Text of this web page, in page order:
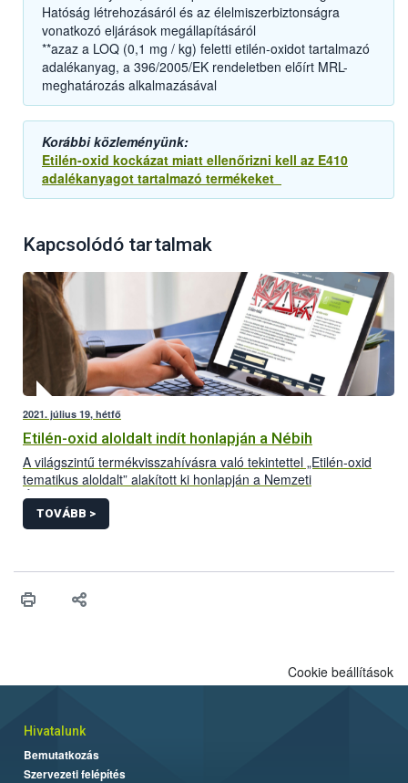
Hatóság létrehozásáról és az élelmiszerbiztonságra
vonatkozó eljárások megállapításáról
**azaz a LOQ (0,1 mg / kg) feletti etilén-oxidot tartalmazó
adalékanyag, a 396/2005/EK rendeletben előírt MRL-
meghatározás alkalmazásával
Korábbi közleményünk:
Etilén-oxid kockázat miatt ellenőrizni kell az E410
adalékanyagot tartalmazó termékeket
Kapcsolódó tartalmak
2021. július 19, hétfő
Etilén-oxid aloldalt indít honlapján a Nébih
A világszintű termékvisszahívásra való tekintettel „Etilén-oxid
tematikus aloldalt” alakított ki honlapján a Nemzeti
Élelmiszerlánc-biztonsági Hivatal (Nébih). A folyamatosan
frissülő felületre azok a Magyarországon forgalomba hozott
termékek kerülnek, amelyek bizonyítottan etilén-oxiddal
TOVÁBB >
Cookie beállítások
Hivatalunk
Bemutatkozás
Szervezeti felépítés